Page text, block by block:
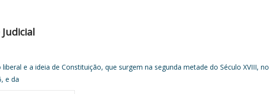
e a ideia de Constituição, que surgem na segunda metade do Século XVIII, no
e da